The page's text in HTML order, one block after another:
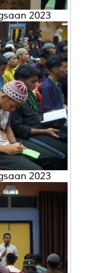
2023
2023